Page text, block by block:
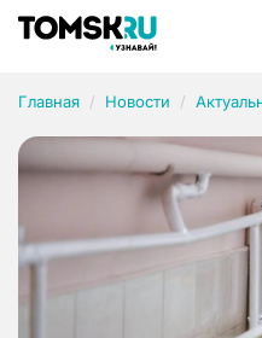
Главная Новости